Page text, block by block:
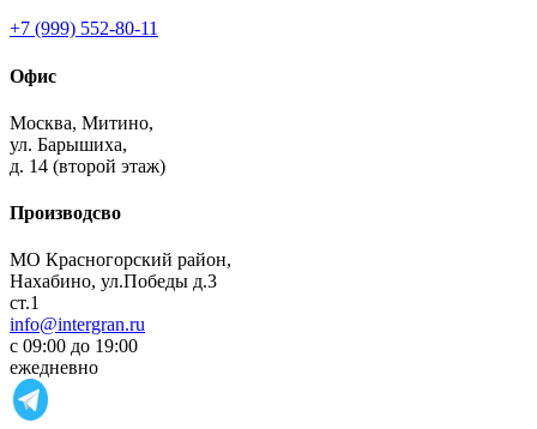
+7 (999) 552-80-11
Офис
Москва, Митино,
ул. Барышиха,
д. 14 (второй этаж)
Производсво
МО Красногорский район,
Нахабино, ул.Победы д.3
ст.1
info@intergran.ru
с 09:00 до 19:00
ежедневно